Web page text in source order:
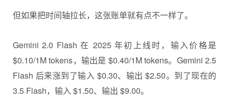
但如果把时间轴拉长，这张账单就有点不一样了。
Gemini 2.0 Flash 在 2025 年初上线时，输入价格是
$0.10/1M tokens，输出是 $0.40/1M tokens。Gemini 2.5
Flash 后来涨到了输入 $0.30、输出 $2.50。到了现在的
3.5 Flash，输入 $1.50、输出 $9.00。